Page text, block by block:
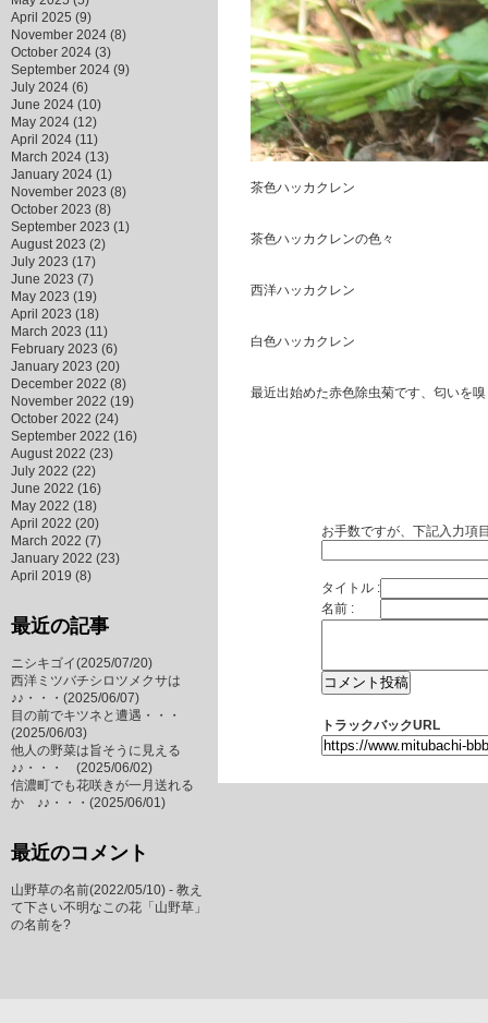
茶色ハッカクレン
茶色ハッカクレンの色々
西洋ハッカクレン
白色ハッカクレン
最近出始めた赤色除虫菊です、匂いを
お手数ですが、下記入力項
タイトル :
名前 :
トラックバックURL
April 2025 (9)
November 2024 (8)
October 2024 (3)
September 2024 (9)
July 2024 (6)
June 2024 (10)
May 2024 (12)
April 2024 (11)
March 2024 (13)
January 2024 (1)
November 2023 (8)
October 2023 (8)
September 2023 (1)
August 2023 (2)
July 2023 (17)
June 2023 (7)
May 2023 (19)
April 2023 (18)
March 2023 (11)
February 2023 (6)
January 2023 (20)
December 2022 (8)
November 2022 (19)
October 2022 (24)
September 2022 (16)
August 2022 (23)
July 2022 (22)
June 2022 (16)
May 2022 (18)
April 2022 (20)
March 2022 (7)
January 2022 (23)
April 2019 (8)
最近の記事
ニシキゴイ(2025/07/20)
西洋ミツバチシロツメクサは
♪♪・・・ (2025/06/07)
目の前でキツネと遭遇・・・
(2025/06/03)
他人の野菜は旨そうに見える
♪♪・・・ (2025/06/02)
信濃町でも花咲きが一月送れる
か ♪♪・・・ (2025/06/01)
最近のコメント
山野草の名前(2022/05/10) - 教え
て下さい不明なこの花「山野草」
の名前を?